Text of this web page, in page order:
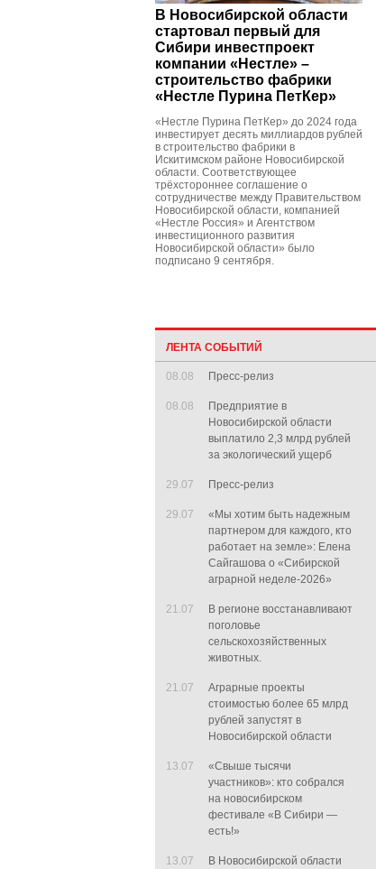
В Новосибирской области
стартовал первый для
Сибири инвестпроект
компании «Нестле» –
строительство фабрики
«Нестле Пурина ПетКер»
«Нестле Пурина ПетКер» до 2024 года
инвестирует десять миллиардов рублей
в строительство фабрики в
Искитимском районе Новосибирской
области. Соответствующее
трёхстороннее соглашение о
сотрудничестве между Правительством
Новосибирской области, компанией
«Нестле Россия» и Агентством
инвестиционного развития
Новосибирской области» было
подписано 9 сентября.
ЛЕНТА СОБЫТИЙ
08.08 Пресс-релиз
08.08
Предприятие в
Новосибирской области
выплатило 2,3 млрд рублей
за экологический ущерб
29.07 Пресс-релиз
29.07
«Мы хотим быть надежным
партнером для каждого, кто
работает на земле»: Елена
Сайгашова о «Сибирской
аграрной неделе-2026»
21.07
В регионе восстанавливают
поголовье
сельскохозяйственных
животных.
21.07
Аграрные проекты
стоимостью более 65 млрд
рублей запустят в
Новосибирской области
13.07
«Свыше тысячи
участников»: кто собрался
на новосибирском
фестивале «В Сибири —
есть!»
13.07 В Новосибирской области